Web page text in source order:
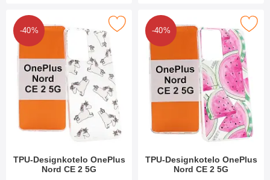
-40%
TPU-Designkotelo OnePlus
Nord CE 2 5G
tPU-Designkotelo OnePlus Nord CE 2 5G suosikiksi
-40%
TPU-Designkotelo OnePlus
Nord CE 2 5G
Merkitse tPU-Designkotelo